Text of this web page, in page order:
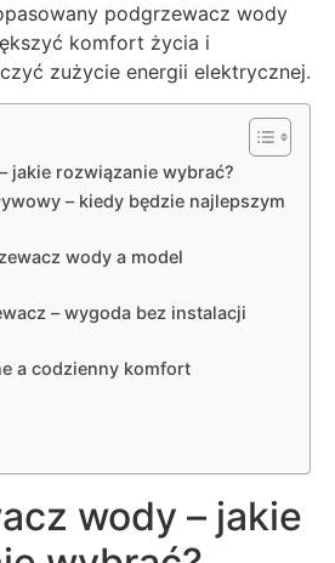
podgrzewacz wody
komfort życia i
zużycie energii elektrycznej.
jakie rozwiązanie wybrać?
– kiedy będzie najlepszym
wody a model
– wygoda bez instalacji
a codzienny komfort
wody – jakie